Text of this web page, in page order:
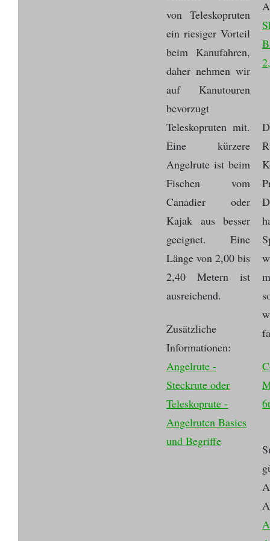
von Teleskopruten
ein riesiger Vorteil
beim Kanufahren,
daher nehmen wir
auf Kanutouren
bevorzugt
Teleskopruten mit.
Eine kürzere
Angelrute ist beim
Fischen vom
Canadier oder
Kajak aus besser
geeignet. Eine
Länge von 2,00 bis
2,40 Metern ist
ausreichend.
Zusätzliche
Informationen:
Angelrute -
Steckrute oder
Teleskoprute -
Angelruten Basics
und Begriffe